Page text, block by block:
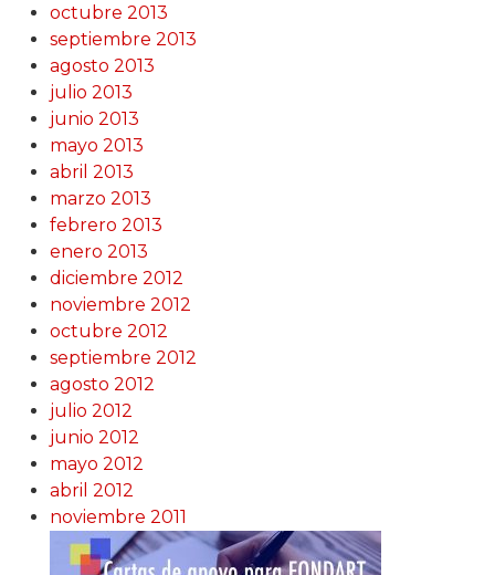
octubre 2013
septiembre 2013
agosto 2013
julio 2013
junio 2013
mayo 2013
abril 2013
marzo 2013
febrero 2013
enero 2013
diciembre 2012
noviembre 2012
octubre 2012
septiembre 2012
agosto 2012
julio 2012
junio 2012
mayo 2012
abril 2012
noviembre 2011